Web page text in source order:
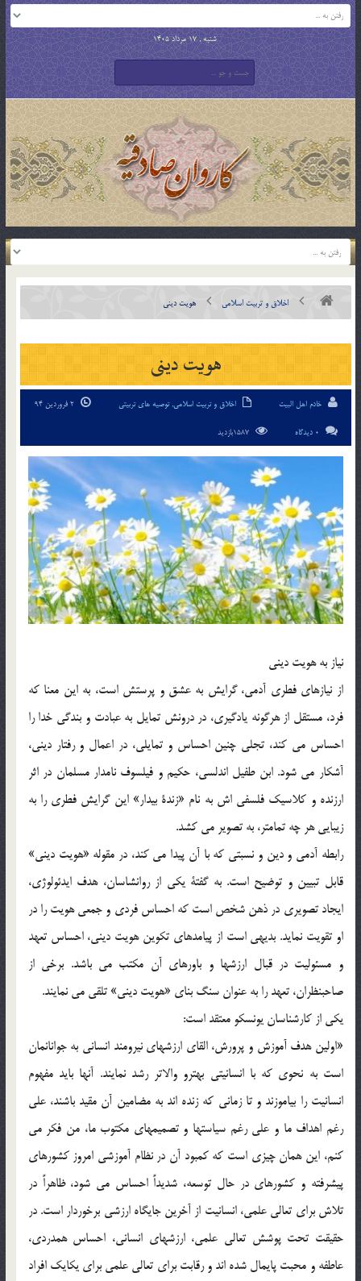
شنبه , 17 مرداد 1405
اخلاق و تربیت اسلامی هويت دينی
هويت دينی
خادم اهل البیت اخلاق و تربیت اسلامی,توصیه های تربیتی
0 دیدگاه
نياز به هويت ديني
از نيازهاي فطري آدمي، گرايش به عشق و پرستش است، به اين معنا که
فرد، مستقل از هرگونه يادگيري، در درونش تمايل به عبادت و بندگي خدا را
احساس مي کند، تجلي چنين احساس و تمايلي، در اعمال و رفتار ديني،
آشکار مي شود. ابن طفيل اندلسي، حکيم و فيلسوف نامدار مسلمان در اثر
ارزنده و کلاسيک فلسفي اش به نام «زندة بيدار» اين گرايش فطري را به
زيبايي هر چه تمامتر، به تصوير مي کشد.
رابطه آدمي و دين و نسبتي که با آن پيدا مي کند، در مقوله «هويت ديني»
قابل تبيين و توضيح است. به گفتة يکي از روانشاسان، هدف ايدئولوژي،
ايجاد تصويري در ذهن شخص است که احساس فردي و جمعي هويت را در
او تقويت نمايد. بديهي است از پيامدهاي تکوين هويت ديني، احساس تعهد
و مسئوليت در قبال ارزشها و باورهاي آن مکتب مي باشد. برخي از
صاحبنظران، تعهد را به عنوان سنگ بناي «هويت ديني» تلقي مي نمايند.
يکي از کارشناسان يونسکو معتقد است:
«اولين هدف آموزش و پرورش، القاي ارزشهاي نيرومند انساني به جوانانمان
است به نحوي که با انسانيتي بهترو والاتر رشد نمايند. آنها بايد مفهوم
انسانيت را بياموزند و تا زماني که زنده اند به مضامين آن مقيد باشند، علي
رغم اهداف ما و علي رغم سياستها و تصميمهاي مکتوب ما، من فکر مي
کنم، اين همان چيزي است که کمبود آن در نظام آموزشي امروز کشورهاي
پيشرفته و کشورهاي در حال توسعه، شديداً احساس مي شود، ظاهراً در
تلاش براي تعالي علمي، انسانيت از آخرين جايگاه ارزشي برخوردار است. در
حقيقت تحت پوشش تعالي علمي، ارزشهاي انساني، احساس همدردي،
عاطفه و محبت پايمال شده اند و رقابت براي تعالي علمي براي يکايک افراد